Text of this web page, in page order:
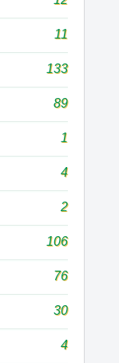
11
133
89
1
4
2
106
76
30
4